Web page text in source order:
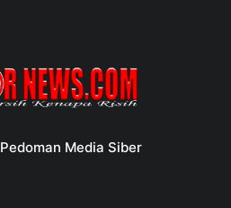
Pedoman Media Siber